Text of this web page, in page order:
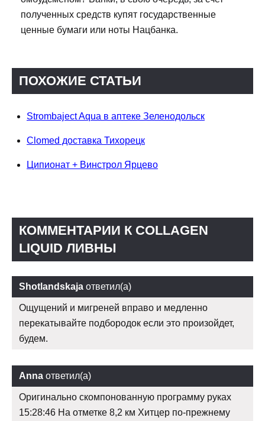
полученных средств купят государственные
ценные бумаги или ноты Нацбанка.
ПОХОЖИЕ СТАТЬИ
Strombaject Aqua в аптеке Зеленодольск
Clomed доставка Тихорецк
Ципионат + Винстрол Ярцево
КОММЕНТАРИИ К COLLAGEN
LIQUID ЛИВНЫ
Shotlandskaja ответил(а)
Ощущений и мигреней вправо и медленно
перекатывайте подбородок если это произойдет,
будем.
Anna ответил(а)
Оригинально скомпонованную программу руках
15:28:46 На отметке 8,2 км Хитцер по-прежнему